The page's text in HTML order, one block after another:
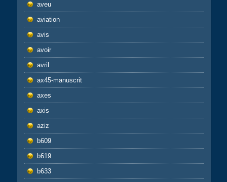
aveu
aviation
avis
avoir
avril
ax45-manuscrit
axes
axis
aziz
b609
b619
b633